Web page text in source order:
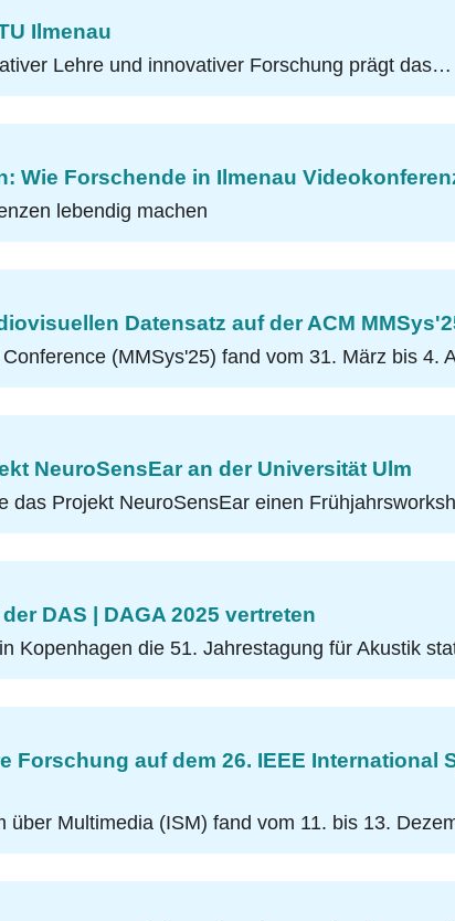
Ilmenau
Lehre und innovativer Forschung prägt das…
Wie Forschende in Ilmenau
lebendig machen
Datensatz auf der ACM
(MMSys'25) fand vom 31. März bis 4.
NeuroSensEar an der Universität Ulm
das Projekt NeuroSensEar einen
DAS | DAGA 2025 vertreten
Kopenhagen die 51. Jahrestagung für Akustik
Forschung auf dem 26. IEEE
über Multimedia (ISM) fand vom 11. bis 13.